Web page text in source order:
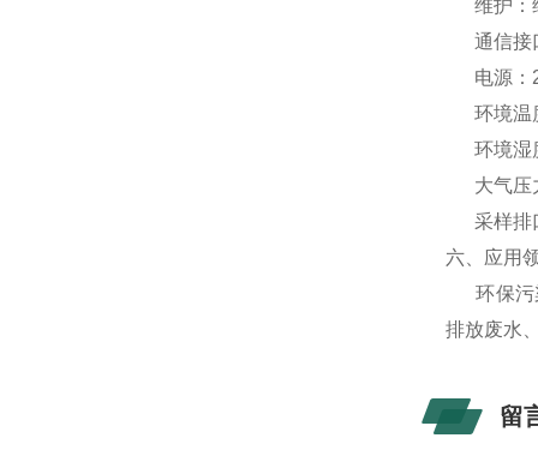
维护：
通信接
电源：
环境温
环境湿
大气压
采样排
六、应用
环保污
排放废水
留